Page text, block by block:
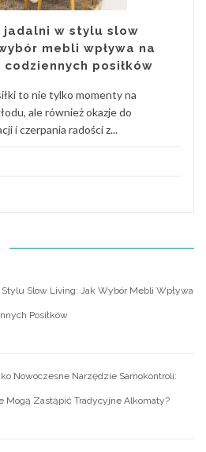
jadalni w stylu slow
mebli wpływa na
posiłków
to nie tylko momenty na
ale również okazje do
i czerpania radości z...
Stylu Slow Living: Jak Wybór Mebli Wpływa
Posiłków
Nowoczesne Narzędzie Samokontroli:
Mogą Zastąpić Tradycyjne Alkomaty?